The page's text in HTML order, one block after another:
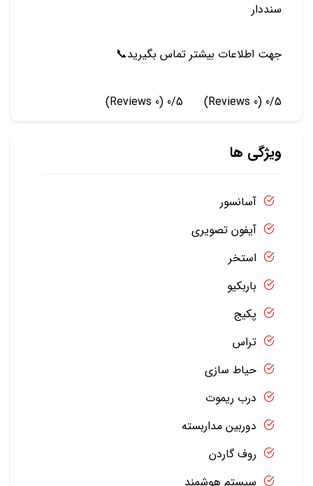
سنددار
جهت اطلاعات بيشتر تماس بگيريد📞
0/5
(0 Reviews)
0/5
(0 Reviews)
ویژگی ها
آسانسور
آیفون تصویری
استخر
باربکیو
پکیج
تراس
حیاط سازی
درب ریموت
دوربین مداربسته
روف گاردن
سیستم هوشمند